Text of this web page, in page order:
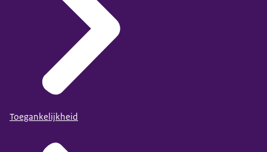
Toegankelijkheid